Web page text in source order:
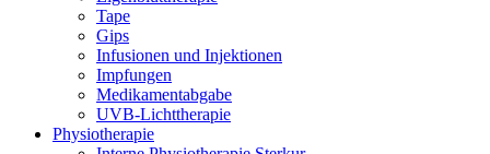
Tape
Gips
Infusionen und Injektionen
Impfungen
Medikamentabgabe
UVB-Lichttherapie
Physiotherapie